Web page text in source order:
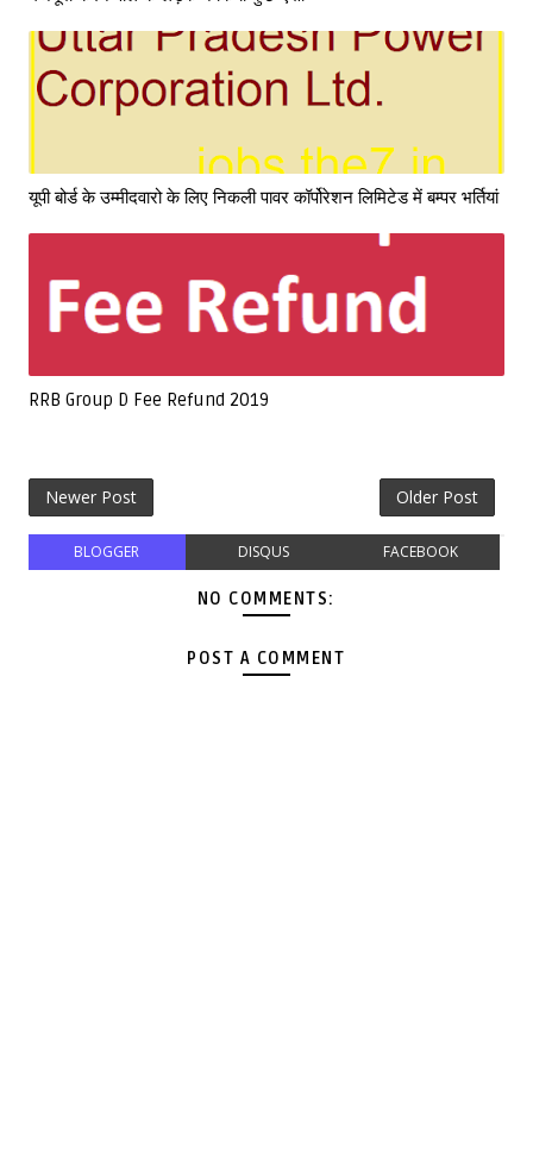
यूपी बोर्ड के उम्मीदवारो के लिए निकली पावर कॉर्पोरेशन लिमिटेड में बम्पर भर्तियां
RRB Group D Fee Refund 2019
Newer Post Older Post
BLOGGER DISQUS FACEBOOK
NO COMMENTS:
POST A COMMENT